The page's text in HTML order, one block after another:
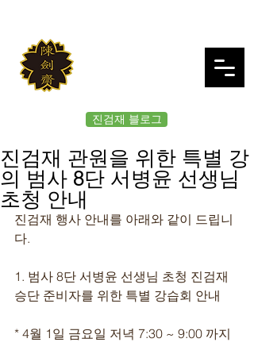
진검재 블로그
진검재 관원을 위한 특별 강
의 범사 8단 서병윤 선생님
초청 안내
진검재 행사 안내를 아래와 같이 드립니
다.
1. 범사 8단 서병윤 선생님 초청 진검재
승단 준비자를 위한 특별 강습회 안내
* 4월 1일 금요일 저녁 7:30 ~ 9:00 까지